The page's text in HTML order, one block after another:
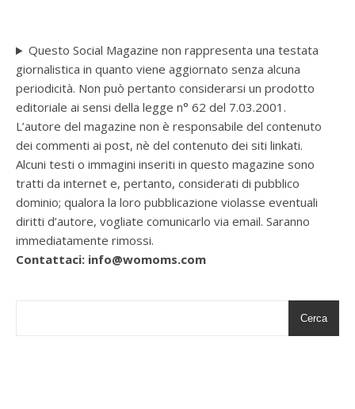
Questo Social Magazine non rappresenta una testata
giornalistica in quanto viene aggiornato senza alcuna
periodicità. Non può pertanto considerarsi un prodotto
editoriale ai sensi della legge n° 62 del 7.03.2001.
L’autore del magazine non è responsabile del contenuto
dei commenti ai post, nè del contenuto dei siti linkati.
Alcuni testi o immagini inseriti in questo magazine sono
tratti da internet e, pertanto, considerati di pubblico
dominio; qualora la loro pubblicazione violasse eventuali
diritti d’autore, vogliate comunicarlo via email. Saranno
immediatamente rimossi.
Contattaci: info@womoms.com
Cerca